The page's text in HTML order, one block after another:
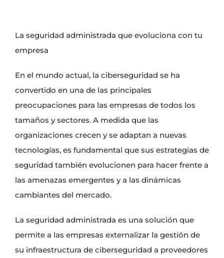
La seguridad administrada que evoluciona con tu
empresa
En el mundo actual, la ciberseguridad se ha
convertido en una de las principales
preocupaciones para las empresas de todos los
tamaños y sectores. A medida que las
organizaciones crecen y se adaptan a nuevas
tecnologías, es fundamental que sus estrategias de
seguridad también evolucionen para hacer frente a
las amenazas emergentes y a las dinámicas
cambiantes del mercado.
La seguridad administrada es una solución que
permite a las empresas externalizar la gestión de
su infraestructura de ciberseguridad a proveedores